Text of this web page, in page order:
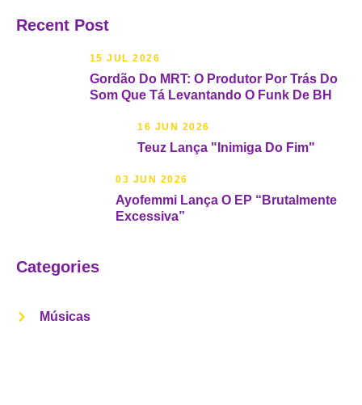
Recent Post
15 JUL 2026
Gordão Do MRT: O Produtor Por Trás Do
Som Que Tá Levantando O Funk De BH
16 JUN 2026
Teuz Lança "Inimiga Do Fim"
03 JUN 2026
Ayofemmi Lança O EP “Brutalmente
Excessiva”
Categories
Músicas